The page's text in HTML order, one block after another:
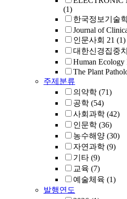
(1)
한국정보기술
Journal of
인문사회 21 (1)
대한신경집중
Human Ecology
The Plant
주제분류
의약학 (71)
공학 (54)
사회과학 (42)
인문학 (36)
농수해양 (30)
자연과학 (9)
기타 (9)
교육 (7)
예술체육 (1)
발행연도